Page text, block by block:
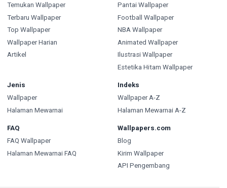
Temukan Wallpaper
Terbaru Wallpaper
Top Wallpaper
Wallpaper Harian
Artikel
Pantai Wallpaper
Football Wallpaper
NBA Wallpaper
Animated Wallpaper
Ilustrasi Wallpaper
Estetika Hitam Wallpaper
Jenis
Wallpaper
Halaman Mewarnai
Indeks
Wallpaper A-Z
Halaman Mewarnai A-Z
FAQ
FAQ Wallpaper
Halaman Mewarnai FAQ
Wallpapers.com
Blog
Kirim Wallpaper
API Pengembang